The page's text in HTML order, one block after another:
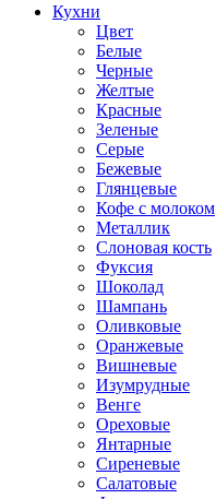
Кухни
Цвет
Белые
Черные
Желтые
Красные
Зеленые
Серые
Бежевые
Глянцевые
Кофе с молоком
Металлик
Слоновая кость
Фуксия
Шоколад
Шампань
Оливковые
Оранжевые
Вишневые
Изумрудные
Венге
Ореховые
Янтарные
Сиреневые
Салатовые